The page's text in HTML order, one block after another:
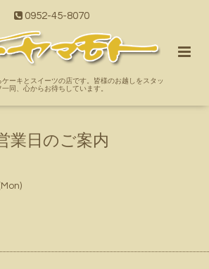
0952-45-8070
ーキとスイーツの店です。皆様のお越しをスタッ
一同、心からお待ちしています。
業日のご案内